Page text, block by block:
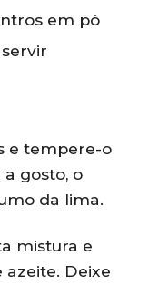
em pó
e tempere-o
gosto, o
da lima.
mistura e
Deixe